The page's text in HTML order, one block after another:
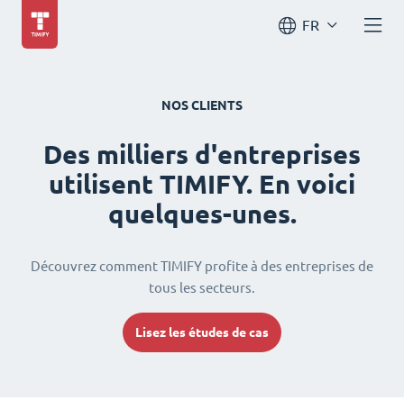
FR
NOS CLIENTS
Des milliers d'entreprises
utilisent TIMIFY. En voici
quelques-unes.
Découvrez comment TIMIFY profite à des entreprises de
tous les secteurs.
Lisez les études de cas